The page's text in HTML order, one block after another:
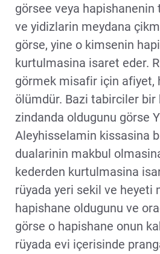
görsee veya
ve yidizlarin meydana
görse, yine o kimsenin
kurtulmasina isaret eder.
görmek misafir için afiyet,
ölümdür. Bazi tabirciler bir
zindanda oldugunu görse
Aleyhisselamin kissasina
dualarinin makbul
kederden kurtulmasina
rüyada yeri sekil ve heyeti
hapishane oldugunu ve
görse o hapishane onun
rüyada evi içerisinde